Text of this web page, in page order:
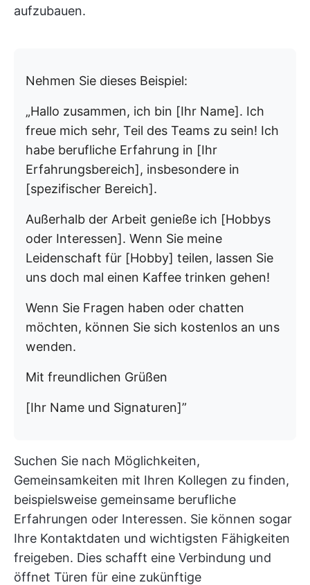
aufzubauen.
Nehmen Sie dieses Beispiel:
„Hallo zusammen, ich bin [Ihr Name]. Ich
freue mich sehr, Teil des Teams zu sein! Ich
habe berufliche Erfahrung in [Ihr
Erfahrungsbereich], insbesondere in
[spezifischer Bereich].
Außerhalb der Arbeit genieße ich [Hobbys
oder Interessen]. Wenn Sie meine
Leidenschaft für [Hobby] teilen, lassen Sie
uns doch mal einen Kaffee trinken gehen!
Wenn Sie Fragen haben oder chatten
möchten, können Sie sich kostenlos an uns
wenden.
Mit freundlichen Grüßen
[Ihr Name und Signaturen]”
Suchen Sie nach Möglichkeiten,
Gemeinsamkeiten mit Ihren Kollegen zu finden,
beispielsweise gemeinsame berufliche
Erfahrungen oder Interessen. Sie können sogar
Ihre Kontaktdaten und wichtigsten Fähigkeiten
freigeben. Dies schafft eine Verbindung und
öffnet Türen für eine zukünftige